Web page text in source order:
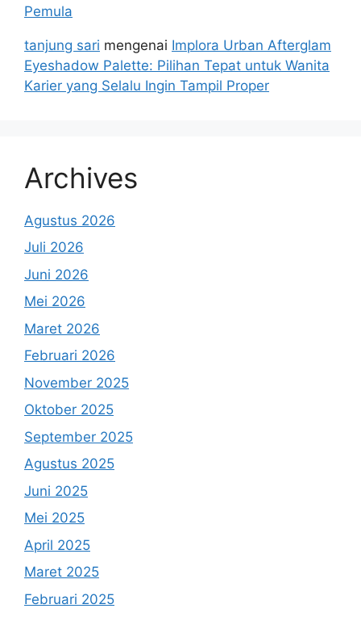
Pemula
tanjung sari mengenai Implora Urban Afterglam
Eyeshadow Palette: Pilihan Tepat untuk Wanita
Karier yang Selalu Ingin Tampil Proper
Archives
Agustus 2026
Juli 2026
Juni 2026
Mei 2026
Maret 2026
Februari 2026
November 2025
Oktober 2025
September 2025
Agustus 2025
Juni 2025
Mei 2025
April 2025
Maret 2025
Februari 2025